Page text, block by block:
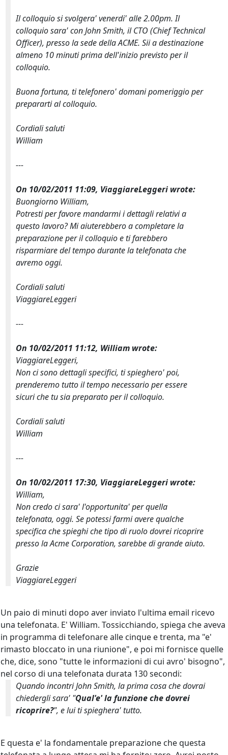
Il colloquio si svolgera' venerdi' alle 2.00pm. Il
colloquio sara' con John Smith, il CTO (Chief Technical
Officer), presso la sede della ACME. Sii a destinazione
almeno 10 minuti prima dell'inizio previsto per il
colloquio.
Buona fortuna, ti telefonero' domani pomeriggio per
prepararti al colloquio.
Cordiali saluti
William
---
On 10/02/2011 11:09, ViaggiareLeggeri wrote:
Buongiorno William,
Potresti per favore mandarmi i dettagli relativi a
questo lavoro? Mi aiuterebbero a completare la
preparazione per il colloquio e ti farebbero
risparmiare del tempo durante la telefonata che
avremo oggi.
Cordiali saluti
ViaggiareLeggeri
---
On 10/02/2011 11:12, William wrote:
ViaggiareLeggeri,
Non ci sono dettagli specifici, ti spieghero' poi,
prenderemo tutto il tempo necessario per essere
sicuri che tu sia preparato per il colloquio.
Cordiali saluti
William
---
On 10/02/2011 17:30, ViaggiareLeggeri wrote:
William,
Non credo ci sara' l'opportunita' per quella
telefonata, oggi. Se potessi farmi avere qualche
specifica che spieghi che tipo di ruolo dovrei ricoprire
presso la Acme Corporation, sarebbe di grande aiuto.
Grazie
ViaggiareLeggeri
Un paio di minuti dopo aver inviato l'ultima email ricevo
una telefonata. E' William. Tossicchiando, spiega che aveva
in programma di telefonare alle cinque e trenta, ma "e'
rimasto bloccato in una riunione", e poi mi fornisce quelle
che, dice, sono "tutte le informazioni di cui avro' bisogno",
nel corso di una telefonata durata 130 secondi:
Quando incontri John Smith, la prima cosa che dovrai
chiedergli sara' "Qual'e' la funzione che dovrei
ricoprire?", e lui ti spieghera' tutto.
E questa e' la fondamentale preparazione che questa